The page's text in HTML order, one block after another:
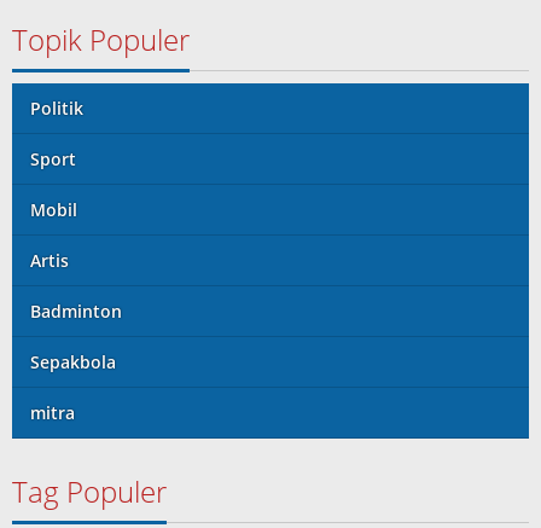
Topik Populer
Politik
Sport
Mobil
Artis
Badminton
Sepakbola
mitra
Tag Populer